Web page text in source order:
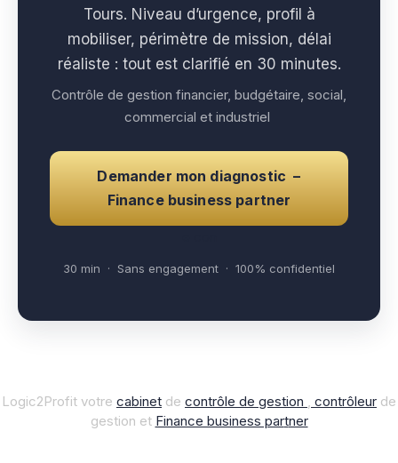
Tours. Niveau d’urgence, profil à
mobiliser, périmètre de mission, délai
réaliste : tout est clarifié en 30 minutes.
Contrôle de gestion financier, budgétaire, social,
commercial et industriel
Demander mon diagnostic –
Finance business partner
30 min · Sans engagement · 100% confidentiel
Logic2Profit votre cabinet de contrôle de gestion , contrôleur de
gestion et Finance business partner